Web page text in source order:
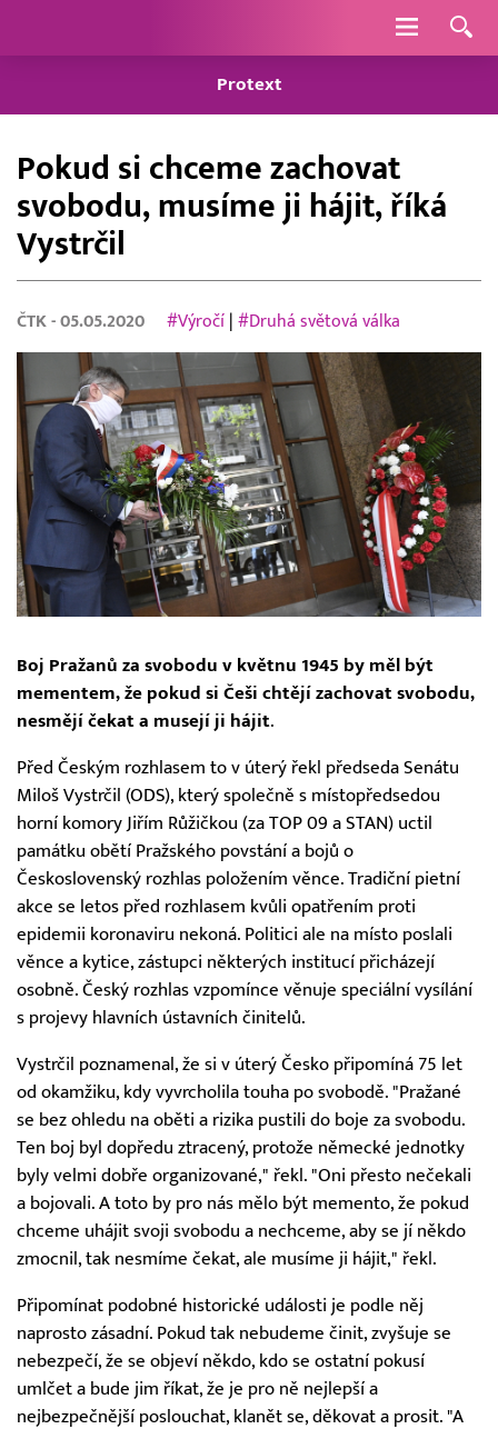
Navigace
Protext
Pokud si chceme zachovat
svobodu, musíme ji hájit, říká
Vystrčil
ČTK - 05.05.2020 #Výročí |#Druhá světová válka
Boj Pražanů za svobodu v květnu 1945 by měl být
mementem, že pokud si Češi chtějí zachovat svobodu,
nesmějí čekat a musejí ji hájit.
Před Českým rozhlasem to v úterý řekl předseda Senátu
Miloš Vystrčil (ODS), který společně s místopředsedou
horní komory Jiřím Růžičkou (za TOP 09 a STAN) uctil
památku obětí Pražského povstání a bojů o
Československý rozhlas položením věnce. Tradiční pietní
akce se letos před rozhlasem kvůli opatřením proti
epidemii koronaviru nekoná. Politici ale na místo poslali
věnce a kytice, zástupci některých institucí přicházejí
osobně. Český rozhlas vzpomínce věnuje speciální vysílání
s projevy hlavních ústavních činitelů.
Vystrčil poznamenal, že si v úterý Česko připomíná 75 let
od okamžiku, kdy vyvrcholila touha po svobodě. "Pražané
se bez ohledu na oběti a rizika pustili do boje za svobodu.
Ten boj byl dopředu ztracený, protože německé jednotky
byly velmi dobře organizované," řekl. "Oni přesto nečekali
a bojovali. A toto by pro nás mělo být memento, že pokud
chceme uhájit svoji svobodu a nechceme, aby se jí někdo
zmocnil, tak nesmíme čekat, ale musíme ji hájit," řekl.
Připomínat podobné historické události je podle něj
naprosto zásadní. Pokud tak nebudeme činit, zvyšuje se
nebezpečí, že se objeví někdo, kdo se ostatní pokusí
umlčet a bude jim říkat, že je pro ně nejlepší a
nejbezpečnější poslouchat, klanět se, děkovat a prosit. "A